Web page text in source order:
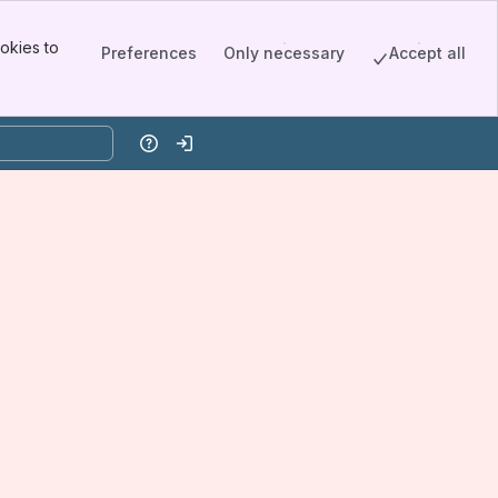
to
Preferences Only necessary Accept all
HelpLog in
og søknad uten ansvar